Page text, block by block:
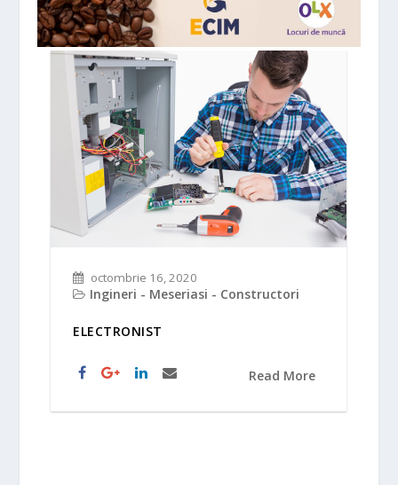
octombrie 16, 2020
Ingineri - Meseriasi - Constructori
ELECTRONIST
Read More